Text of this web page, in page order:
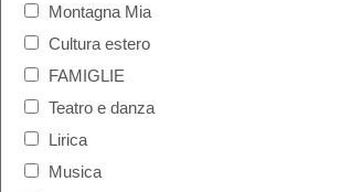
Montagna Mia
Cultura estero
FAMIGLIE
Teatro e danza
Lirica
Musica